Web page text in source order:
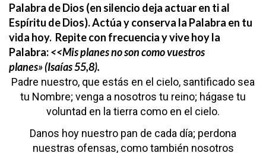
Palabra de Dios (en silencio deja actuar en ti al
Espíritu de Dios). Actúa y conserva la Palabra en tu
vida hoy. Repite con frecuencia y vive hoy la
Palabra:<<Mis planes no son como vuestros
planes» (Isaías 55,8).
Padre nuestro, que estás en el cielo, santificado sea
tu Nombre; venga a nosotros tu reino; hágase tu
voluntad en la tierra como en el cielo.
Danos hoy nuestro pan de cada día; perdona
nuestras ofensas, como también nosotros